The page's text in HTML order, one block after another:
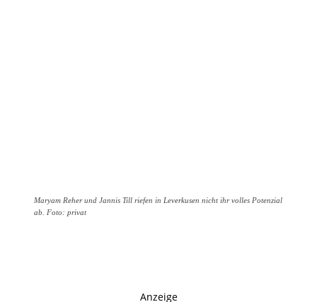
Maryam Reher und Jannis Till riefen in Leverkusen nicht ihr volles Potenzial
ab. Foto: privat
Anzeige